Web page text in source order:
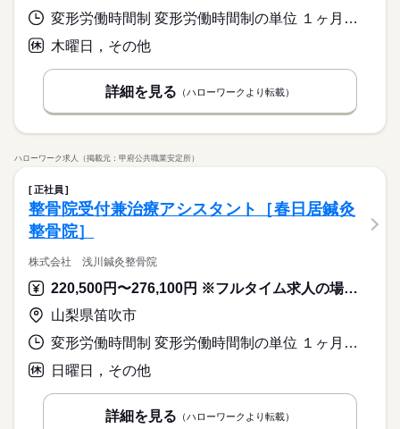
変形労働時間制 変形労働時間制の単位 １ヶ月単位 就業時間１ 8時30分〜19時30分 就業時間２ 8時30分〜15時45分 就業時間３ 9時00分〜15時15分 就業時間に関する特記事項 （１）月・火・水・金曜日：休憩１８０分
木曜日，その他
詳細を見る （ハローワークより転載）
ハローワーク求人（掲載元：甲府公共職業安定所）
正社員
整骨院受付兼治療アシスタント［春日居鍼灸
整骨院］
株式会社 浅川鍼灸整骨院
220,500円〜276,100円 ※フルタイム求人の場合は月額（換算額）、パート求人の場合は時間額を表示しています。
山梨県笛吹市
変形労働時間制 変形労働時間制の単位 １ヶ月単位 就業時間１ 8時30分〜19時30分 就業時間２ 8時30分〜13時00分 就業時間３ 8時30分〜15時00分 就業時間に関する特記事項 （１）月・火・水・金曜日：休憩１５０分
日曜日，その他
詳細を見る （ハローワークより転載）